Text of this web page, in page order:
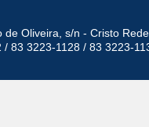
de Oliveira, s/n - Cristo
/ 83 3223-1128 / 83 3223-